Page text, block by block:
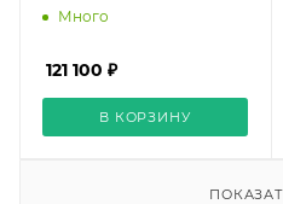
Много
121 100 ₽
В КОРЗИНУ